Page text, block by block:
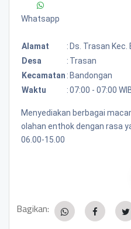
Whatsapp
Alamat : Ds. Trasan Kec.
Desa
: Trasan
Kecamatan : Bandongan
Waktu
:07:00 - 07:00
Menyediakan berbagai
olahan enthok dengan rasa
06.00-15.00
Bagikan: